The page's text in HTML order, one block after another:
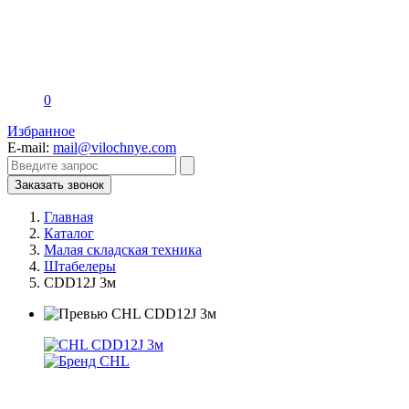
0
Избранное
E-mail: mail@vilochnye.com
Заказать звонок
Главная
Каталог
Малая складская техника
Штабелеры
CDD12J 3м